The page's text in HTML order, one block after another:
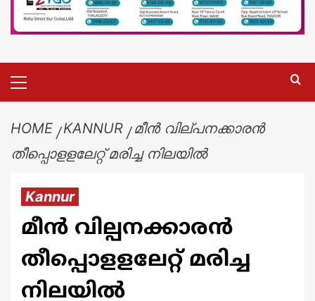
HOME KANNUR
മീൻ വില്പനക്കാരൻ
തീപ്പൊളളലേറ്റ് മരിച്ച നിലയിൽ
Kannur
മീൻ വില്പനക്കാരൻ
തീപ്പൊളളലേറ്റ് മരിച്ച
നിലയിൽ